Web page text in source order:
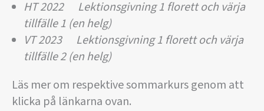
HT 2022 Lektionsgivning 1 florett och värja
tillfälle 1 (en helg)
VT 2023 Lektionsgivning 1 florett och värja
tillfälle 2 (en helg)
Läs mer om respektive sommarkurs genom att
klicka på länkarna ovan.